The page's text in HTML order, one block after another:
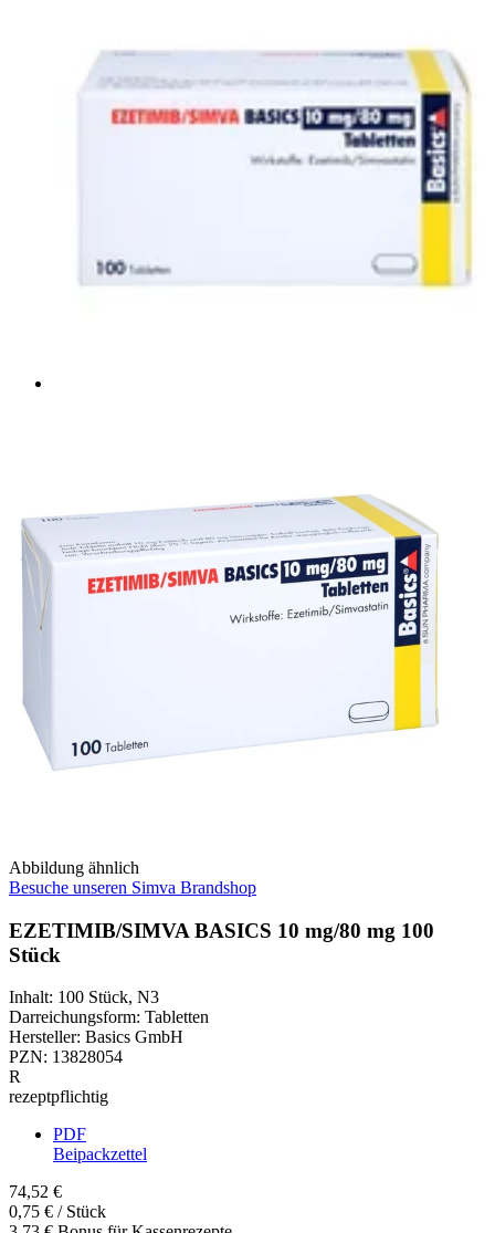
Abbildung ähnlich
Besuche unseren Simva Brandshop
EZETIMIB/SIMVA BASICS 10 mg/80 mg 100
Stück
Inhalt: 100 Stück, N3
Darreichungsform: Tabletten
Hersteller: Basics GmbH
PZN: 13828054
R
rezeptpflichtig
PDF
Beipackzettel
74,52 €
0,75 € / Stück